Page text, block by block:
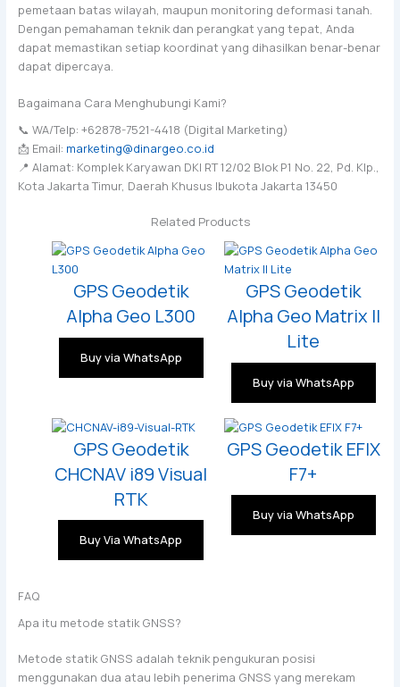
pemetaan batas wilayah, maupun monitoring deformasi tanah.
Dengan pemahaman teknik dan perangkat yang tepat, Anda
dapat memastikan setiap koordinat yang dihasilkan benar-benar
dapat dipercaya.
Bagaimana Cara Menghubungi Kami?
📞 WA/Telp: +62878-7521-4418 (Digital Marketing)
📩 Email: marketing@dinargeo.co.id
📍 Alamat: Komplek Karyawan DKI RT 12/02 Blok P1 No. 22, Pd. Klp.,
Kota Jakarta Timur, Daerah Khusus Ibukota Jakarta 13450
Related Products
GPS Geodetik
Alpha Geo L300
Buy via WhatsApp
GPS Geodetik
Alpha Geo Matrix II
Lite
Buy via WhatsApp
GPS Geodetik
CHCNAV i89 Visual
RTK
Buy Via WhatsApp
GPS Geodetik EFIX
F7+
Buy via WhatsApp
FAQ
Apa itu metode statik GNSS?
Metode statik GNSS adalah teknik pengukuran posisi
menggunakan dua atau lebih penerima GNSS yang merekam